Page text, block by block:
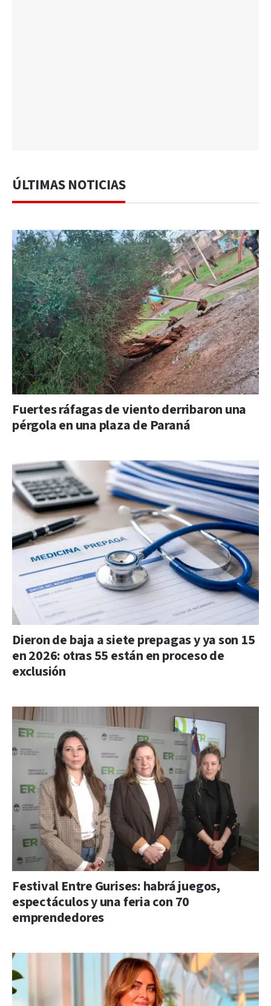
ÚLTIMAS NOTICIAS
Fuertes ráfagas de viento derribaron una
pérgola en una plaza de Paraná
Dieron de baja a siete prepagas y ya son 15
en 2026: otras 55 están en proceso de
exclusión
Festival Entre Gurises: habrá juegos,
espectáculos y una feria con 70
emprendedores